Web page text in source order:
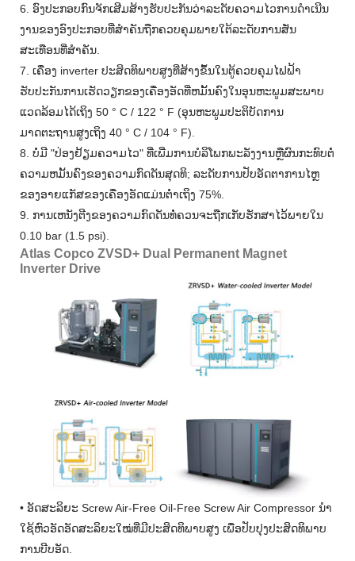
6. ອົງປະກອບກົນຈັກເສີມສ້າງຮັບປະກັນວ່າລະດັບຄວາມໄວການດໍາເນີນ
ງານຂອງອົງປະກອບທີ່ສໍາຄັນຖືກຄວບຄຸມພາຍໃຕ້ລະດັບການສັ່ນ
ສະເທືອນທີ່ສໍາຄັນ.
7. ເຄື່ອງ inverter ປະສິດທິພາບສູງທີ່ສ້າງຂຶ້ນໃນຕູ້ຄວບຄຸມໄຟຟ້າ
ຮັບປະກັນການເຮັດວຽກຂອງເຄື່ອງອັດທີ່ຫມັ້ນຄົງໃນອຸນຫະພູມສະພາບ
ແວດລ້ອມໄດ້ເຖິງ 50 ° C / 122 ° F (ອຸນຫະພູມປະຕິບັດການ
ມາດຕະຖານສູງເຖິງ 40 ° C / 104 ° F).
8. ບໍ່ມີ "ປ່ອງຢ້ຽມຄວາມໄວ" ທີ່ເພີ່ມການບໍລິໂພກພະລັງງານຫຼືຜົນກະທົບຕໍ່
ຄວາມຫມັ້ນຄົງຂອງຄວາມກົດດັນສຸດທິ; ລະດັບການປັບອັດຕາການໄຫຼ
ຂອງອາຍແກັສຂອງເຄື່ອງອັດແມ່ນຕໍ່າເຖິງ 75%.
9. ການເຫນັງຕີງຂອງຄວາມກົດດັນທໍ່ຄວນຈະຖືກເກັບຮັກສາໄວ້ພາຍໃນ
0.10 bar (1.5 psi).
Atlas Copco ZVSD+ Dual Permanent Magnet
Inverter Drive
• ອັດສະລິຍະ Screw Air-Free Oil-Free Screw Air Compressor ນຳ
ໃຊ້ຫົວອັດອັດສະລິຍະໃໝ່ທີ່ມີປະສິດທິພາບສູງ ເພື່ອປັບປຸງປະສິດທິພາບ
ການບີບອັດ.